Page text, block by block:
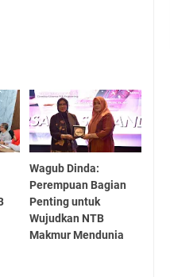
Wagub Dinda:
Perempuan Bagian
Penting untuk
Wujudkan NTB
Makmur Mendunia